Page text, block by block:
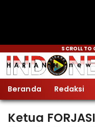
SCROLL TO
Beranda Redaksi
Ketua